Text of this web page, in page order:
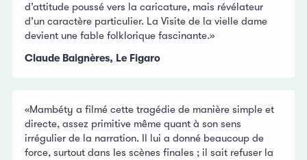
d’attitude poussé vers la caricature, mais révélateur
d’un caractère particulier. La Visite de la vielle dame
devient une fable folklorique fascinante.»
Claude Baignères, Le Figaro
«Mambéty a filmé cette tragédie de manière simple et
directe, assez primitive même quant à son sens
irrégulier de la narration. Il lui a donné beaucoup de
force, surtout dans les scènes finales ; il sait refuser la